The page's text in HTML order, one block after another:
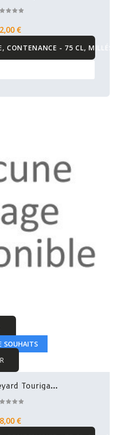
€
CONTENANCE - 75 CL,
SOUHAITS
Touriga...
€